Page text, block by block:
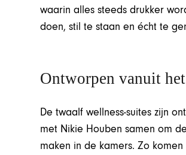
waarin alles steeds drukker
doen, stil te staan en écht te
Ontworpen vanuit
De twaalf wellness-suites zijn
met Nikie Houben samen om
maken in de kamers. Zo